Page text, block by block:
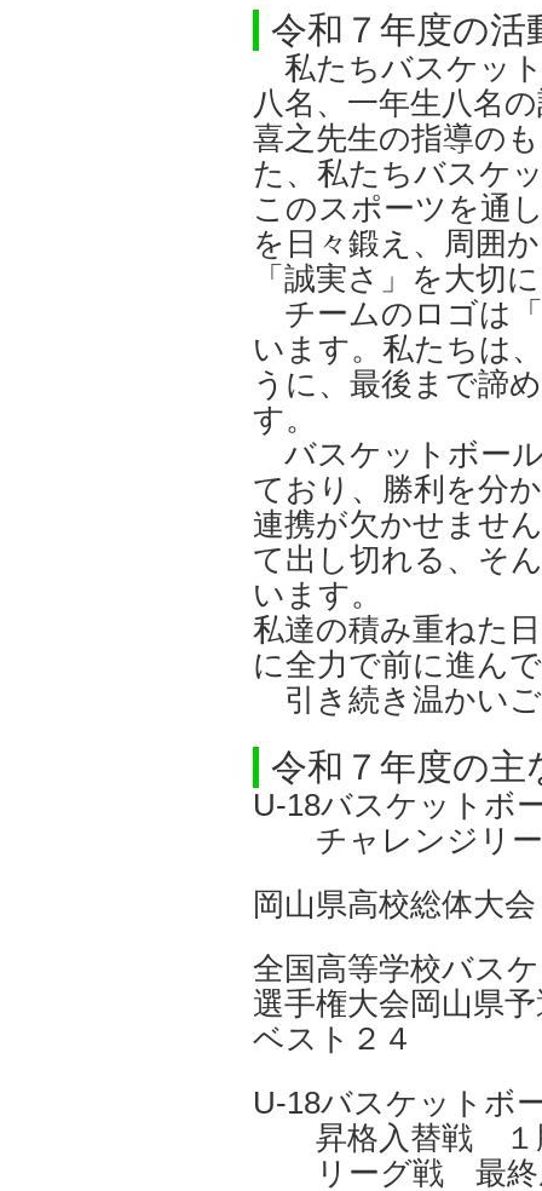
令和７年度の活
私たちバスケッ
八名、一年生八名
喜之先生の指導の
た、私たちバスケ
このスポーツを通
を日々鍛え、周囲
「誠実さ」を大切
チームのロゴは
います。私たちは
うに、最後まで諦
す。
バスケットボー
ており、勝利を分
連携が欠かせませ
て出し切れる、そ
います。
私達の積み重ねた
に全力で前に進ん
引き続き温かい
令和７年度の主
U-18バスケットボ
チャレンジリー
岡山県高校総
全国高等学校バス
選手権大会岡
ベスト２４
U-18バスケットボ
昇格入替戦 １
リーグ戦 最終